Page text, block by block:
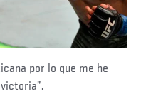
por lo que me he